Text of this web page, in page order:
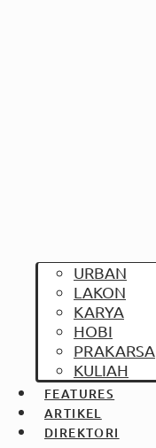
URBAN
LAKON
KARYA
HOBI
PRAKARSA
KULIAH
FEATURES
ARTIKEL
DIREKTORI